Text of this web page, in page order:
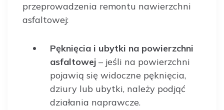
przeprowadzenia remontu nawierzchni
asfaltowej:
Pęknięcia i ubytki na powierzchni
asfaltowej – jeśli na powierzchni
pojawią się widoczne pęknięcia,
dziury lub ubytki, należy podjąć
działania naprawcze.